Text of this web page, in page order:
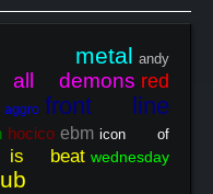
metal andy
demons red
aggro front line
hocico ebm icon of
beat wednesday